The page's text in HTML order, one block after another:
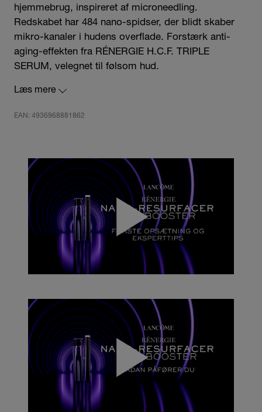
hjemmebrug, inspireret af microneedling.
Redskabet har 484 nano-spidser, der blidt skaber
mikro-kanaler i hudens overflade. Forstærk anti-
aging-effekten fra RÉNERGIE H.C.F. TRIPLE
SERUM, velegnet til følsom hud.
Sikkerhedsinformation
mere end 3 sekunder hver gang.
Læs mere
EAN: 4936968881862